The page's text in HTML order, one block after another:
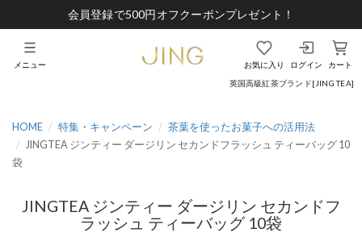
会員登録で500円オフクーポンプレゼント！
英国高級紅茶ブランド[JING TEA]
お気に入り ログイン カート
メニュー
HOME 特集・キャンペーン
茶葉を使ったお菓子への活用法
JINGTEA ジンティー ダージリン セカンドフラッシュ ティーバッグ 10
袋
JINGTEA ジンティー ダージリン セカンドフ
ラッシュ ティーバッグ 10袋